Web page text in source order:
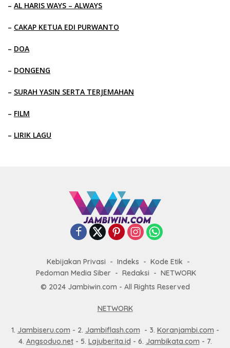
– AL HARIS WAYS – ALWAYS
– CAKAP KETUA EDI PURWANTO
– DOA
– DONGENG
– SURAH YASIN SERTA TERJEMAHAN
– FILM
– LIRIK LAGU
Kebijakan Privasi Indeks
Kode Etik
Pedoman Media Siber
Redaksi
NETWORK
© 2024 Jambiwin.com - All Rights Reserved
NETWORK
1. Jambiseru.com - 2. Jambiflash.com - 3. Koranjambi.com -
4. Angsoduo.net- 5. Lajuberita.id - 6. Jambikata.com - 7.